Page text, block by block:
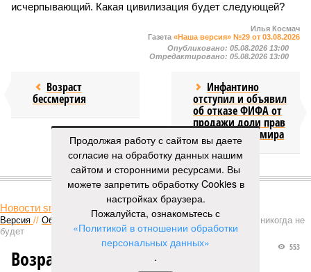
исчерпывающий. Какая цивилизация будет следующей?
Илья Космач
Газета «Наша версия» №29 от 03.08.2026
Опубликовано: 05.08.2026 13:00
Отредактировано: 05.08.2026 13:00
Возраст
бессмертия
Инфантино
отступил и объявил
об отказе ФИФА от
продажи доли прав
на чемпионат мира
КОММЕНТАРИИ 1
Новости smi2.ru
Версия // Общество // Мы могли бы жить сотни лет, но этого никогда не
будет
553
Возраст бессмертия
Продолжая работу с сайтом вы даете
согласие на обработку данных нашим
сайтом и сторонними ресурсами. Вы
можете запретить обработку Cookies в
настройках браузера.
Пожалуйста, ознакомьтесь с
«Политикой в отношении обработки
персональных данных»
.